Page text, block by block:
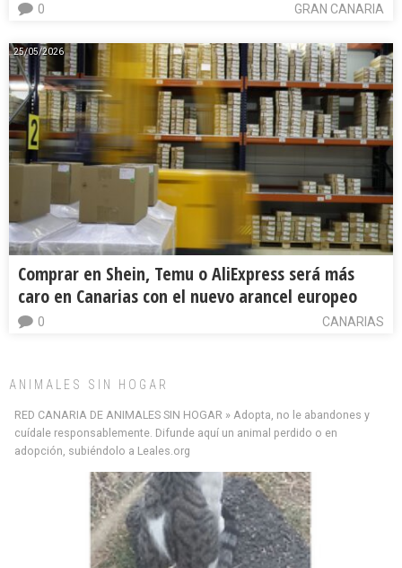
GRAN CANARIA
0
25/05/2026
Comprar en Shein, Temu o AliExpress será más
caro en Canarias con el nuevo arancel europeo
CANARIAS
0
ANIMALES SIN HOGAR
RED CANARIA DE ANIMALES SIN HOGAR » Adopta, no le abandones y
cuídale responsablemente. Difunde aquí un animal perdido o en
adopción, subiéndolo a Leales.org